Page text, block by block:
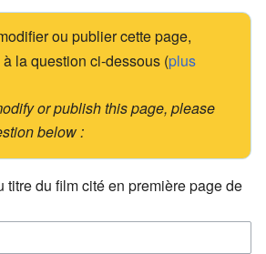
ou publier cette page,
la question ci-dessous (plus
or publish this page, please
below :
titre du film cité en première page de